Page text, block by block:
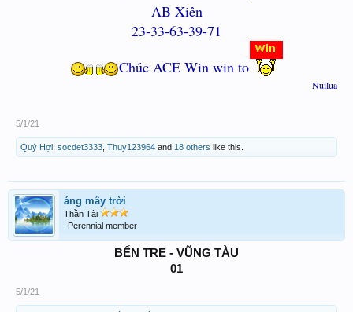
AB Xiên
23-33-63-39-71
ChúcACE Win win to
Nuilua
5/1/21
Quý Hợi socdet3333 Thuy123964 and 18 others like this.
áng mây trời
Thần Tài
Perennial member
BẾN TRE - VŨNG TÀU
01
5/1/21